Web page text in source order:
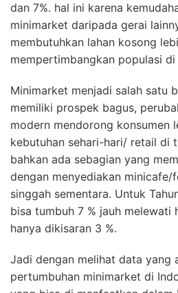
dan 7%. hal ini karena
minimarket daripada gerai
membutuhkan lahan kosong
mempertimbangkan populasi di
Minimarket menjadi salah satu
memiliki prospek bagus,
modern mendorong konsumen
kebutuhan sehari-hari/ retail di
bahkan ada sebagian yang
dengan menyediakan
singgah sementara. Untuk
bisa tumbuh 7 % jauh melewati
hanya dikisaran 3 %.
Jadi dengan melihat data yang
pertumbuhan minimarket di